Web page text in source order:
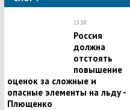
13:38
Россия
должна
отстоять
повышение
оценок за сложные и
опасные элементы на льду -
Плющенко